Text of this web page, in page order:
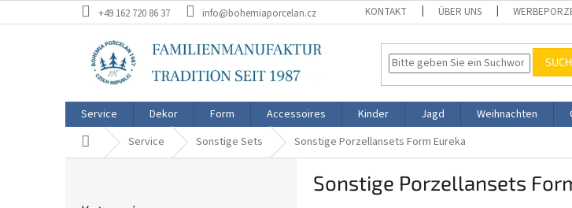
Inhalt
+49 162 720 86 37 info@bohemiaporcelan.cz KONTAKT ÜBER UNS
Service Dekor Form Accessoires Kinder Jagd Weihnachten
StartseiteService Sonstige Sets Sonstige Porzellansets Form Eureka
Sonstige Porzellansets